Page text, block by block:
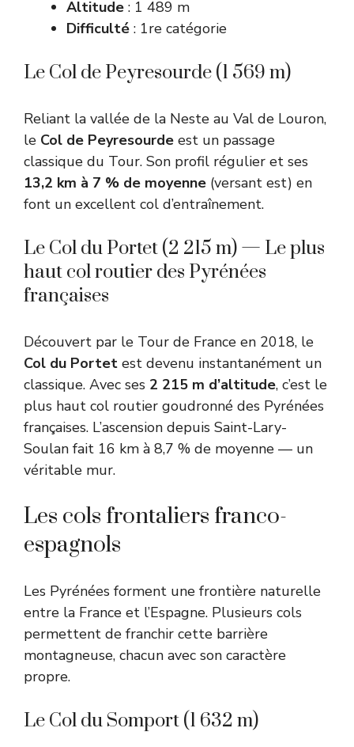
Altitude : 1 489 m
Difficulté : 1re catégorie
Le Col de Peyresourde (1 569 m)
Reliant la vallée de la Neste au Val de Louron,
le Col de Peyresourde est un passage
classique du Tour. Son profil régulier et ses
13,2 km à 7 % de moyenne (versant est) en
font un excellent col d’entraînement.
Le Col du Portet (2 215 m) — Le plus
haut col routier des Pyrénées
françaises
Découvert par le Tour de France en 2018, le
Col du Portet est devenu instantanément un
classique. Avec ses 2 215 m d’altitude, c’est le
plus haut col routier goudronné des Pyrénées
françaises. L’ascension depuis Saint-Lary-
Soulan fait 16 km à 8,7 % de moyenne — un
véritable mur.
Les cols frontaliers franco-
espagnols
Les Pyrénées forment une frontière naturelle
entre la France et l’Espagne. Plusieurs cols
permettent de franchir cette barrière
montagneuse, chacun avec son caractère
propre.
Le Col du Somport (1 632 m)